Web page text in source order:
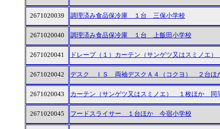
2671020039 調理済み食品保冷庫 １台 三保小学校
2671020040 調理済み食品保冷庫 １台 上飯田小学校
2671020041 ドレープ（１）カーテン（サンゲツ又はスミノ
2671020042 デスク ＩＳ 両袖デスクＡ４（コクヨ） ２台ほ
2671020043 カーテン（サンゲツ又はスミノエ） １枚ほか 同
2671020045 フードスライサー １台ほか 今宿小学校